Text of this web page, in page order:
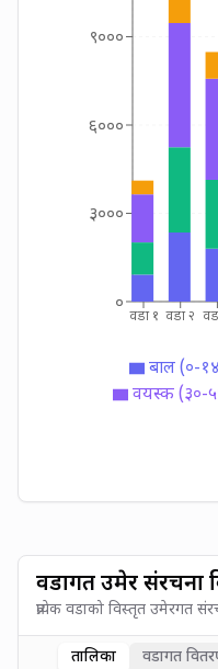
वडा १ वडा २
०
३०००
६०००
९०००
बाल (०-
वयस्क (३०-
वडागत उमेर संरचना
प्रत्येक वडाको विस्तृत उमेरगत
तालिका वडागत